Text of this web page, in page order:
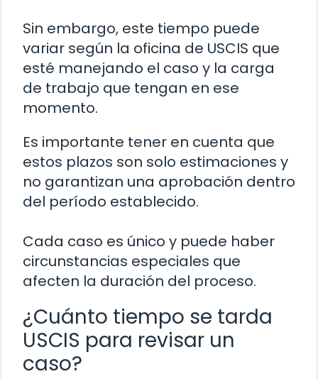
Sin embargo, este tiempo puede
variar según la oficina de USCIS que
esté manejando el caso y la carga
de trabajo que tengan en ese
momento.
Es importante tener en cuenta que
estos plazos son solo estimaciones y
no garantizan una aprobación dentro
del período establecido.
Cada caso es único y puede haber
circunstancias especiales que
afecten la duración del proceso.
¿Cuánto tiempo se tarda
USCIS para revisar un
caso?